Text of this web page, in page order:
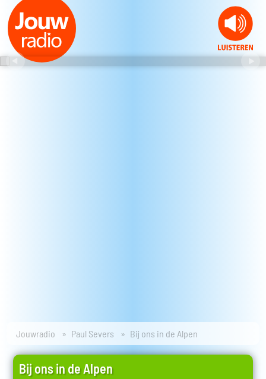
Jouwradio Paul Severs Bij ons in de Alpen
Bij ons in de Alpen